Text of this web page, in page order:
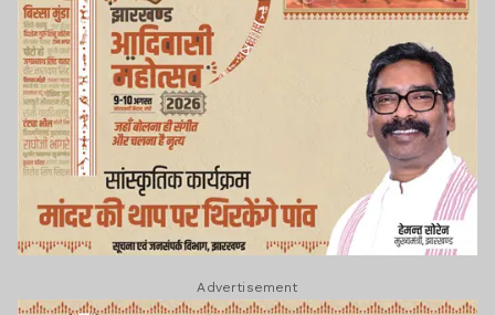
Advertisement